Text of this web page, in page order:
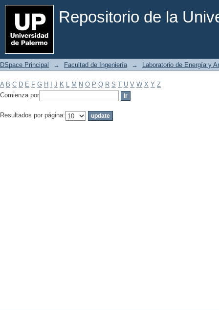
Repositorio de la
Filtrar por: Materia
DSpace Principal → Facultad de Ingeniería → Laboratorio de Energía y
A B C D E F G H J K L M N O P Q R S T U V W X Y Z
Comienza por
Resultados por página: